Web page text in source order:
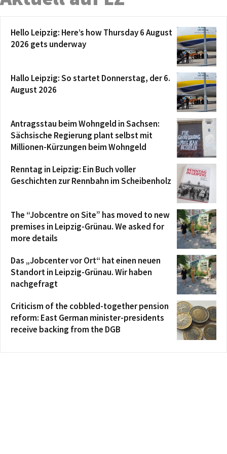
Hello Leipzig: Here’s how Thursday 6 August
2026 gets underway
Hallo Leipzig: So startet Donnerstag, der 6.
August 2026
Antragsstau beim Wohngeld in Sachsen:
Sächsische Regierung plant selbst mit
Millionen-Kürzungen beim Wohngeld
Renntag in Leipzig: Ein Buch voller
Geschichten zur Rennbahn im Scheibenholz
The “Jobcentre on Site” has moved to new
premises in Leipzig-Grünau. We asked for
more details
Das „Jobcenter vor Ort“ hat einen neuen
Standort in Leipzig-Grünau. Wir haben
nachgefragt
Criticism of the cobbled-together pension
reform: East German minister-presidents
receive backing from the DGB